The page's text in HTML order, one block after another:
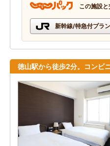
この施設
新幹線/特急付プラ
徳山駅から徒歩2分。コンビ